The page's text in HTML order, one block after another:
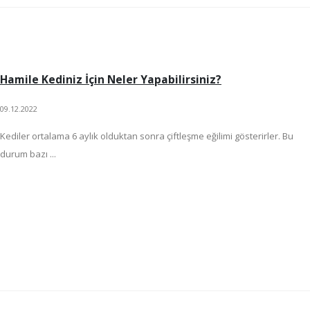
Hamile Kediniz İçin Neler Yapabilirsiniz?
09.12.2022
Kediler ortalama 6 aylık olduktan sonra çiftleşme eğilimi gösterirler. Bu
durum bazı ...